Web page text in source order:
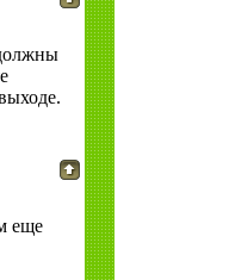
еще